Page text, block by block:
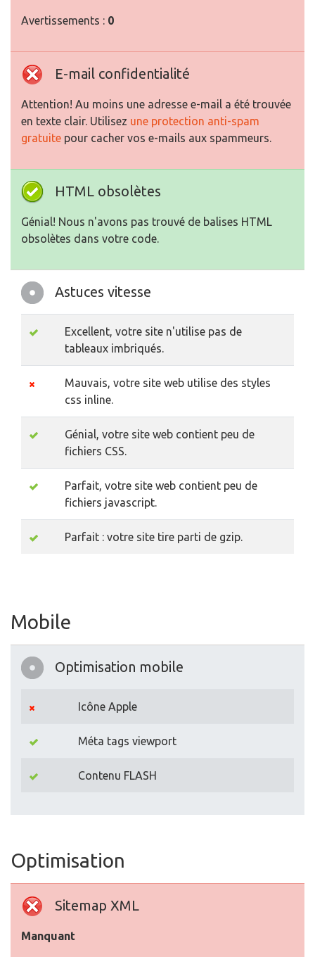
Avertissements : 0
E-mail confidentialité
Attention! Au moins une adresse e-mail a été trouvée
en texte clair. Utilisez une protection anti-spam
gratuite pour cacher vos e-mails aux spammeurs.
HTML obsolètes
Génial! Nous n'avons pas trouvé de balises HTML
obsolètes dans votre code.
Astuces vitesse
Excellent, votre site n'utilise pas de
tableaux imbriqués.
Mauvais, votre site web utilise des styles
css inline.
Génial, votre site web contient peu de
fichiers CSS.
Parfait, votre site web contient peu de
fichiers javascript.
Parfait : votre site tire parti de gzip.
Mobile
Optimisation mobile
Icône Apple
Méta tags viewport
Contenu FLASH
Optimisation
Sitemap XML
Manquant